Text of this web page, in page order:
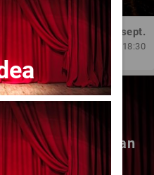
OPERA BRAȘOV ESTIVAL – DANCING SUMMER - SPECTACOL DE BALET Dum, 6 sept.
18:30
– (regia Bogdan
– AG